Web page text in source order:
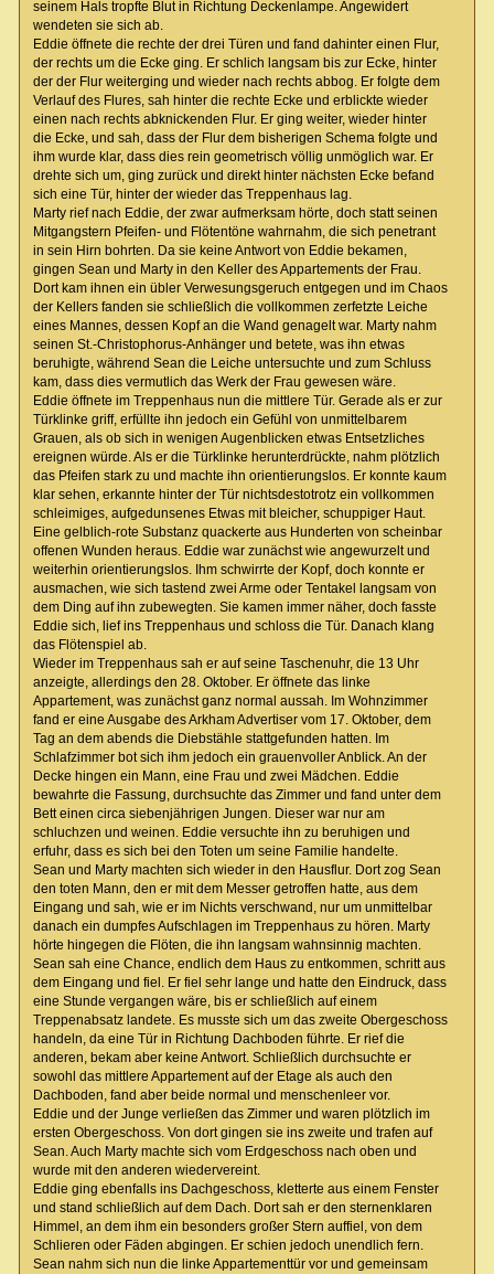
seinem Hals tropfte Blut in Richtung Deckenlampe. Angewidert
wendeten sie sich ab.
Eddie öffnete die rechte der drei Türen und fand dahinter einen Flur,
der rechts um die Ecke ging. Er schlich langsam bis zur Ecke, hinter
der der Flur weiterging und wieder nach rechts abbog. Er folgte dem
Verlauf des Flures, sah hinter die rechte Ecke und erblickte wieder
einen nach rechts abknickenden Flur. Er ging weiter, wieder hinter
die Ecke, und sah, dass der Flur dem bisherigen Schema folgte und
ihm wurde klar, dass dies rein geometrisch völlig unmöglich war. Er
drehte sich um, ging zurück und direkt hinter nächsten Ecke befand
sich eine Tür, hinter der wieder das Treppenhaus lag.
Marty rief nach Eddie, der zwar aufmerksam hörte, doch statt seinen
Mitgangstern Pfeifen- und Flötentöne wahrnahm, die sich penetrant
in sein Hirn bohrten. Da sie keine Antwort von Eddie bekamen,
gingen Sean und Marty in den Keller des Appartements der Frau.
Dort kam ihnen ein übler Verwesungsgeruch entgegen und im Chaos
der Kellers fanden sie schließlich die vollkommen zerfetzte Leiche
eines Mannes, dessen Kopf an die Wand genagelt war. Marty nahm
seinen St.-Christophorus-Anhänger und betete, was ihn etwas
beruhigte, während Sean die Leiche untersuchte und zum Schluss
kam, dass dies vermutlich das Werk der Frau gewesen wäre.
Eddie öffnete im Treppenhaus nun die mittlere Tür. Gerade als er zur
Türklinke griff, erfüllte ihn jedoch ein Gefühl von unmittelbarem
Grauen, als ob sich in wenigen Augenblicken etwas Entsetzliches
ereignen würde. Als er die Türklinke herunterdrückte, nahm plötzlich
das Pfeifen stark zu und machte ihn orientierungslos. Er konnte kaum
klar sehen, erkannte hinter der Tür nichtsdestotrotz ein vollkommen
schleimiges, aufgedunsenes Etwas mit bleicher, schuppiger Haut.
Eine gelblich-rote Substanz quackerte aus Hunderten von scheinbar
offenen Wunden heraus. Eddie war zunächst wie angewurzelt und
weiterhin orientierungslos. Ihm schwirrte der Kopf, doch konnte er
ausmachen, wie sich tastend zwei Arme oder Tentakel langsam von
dem Ding auf ihn zubewegten. Sie kamen immer näher, doch fasste
Eddie sich, lief ins Treppenhaus und schloss die Tür. Danach klang
das Flötenspiel ab.
Wieder im Treppenhaus sah er auf seine Taschenuhr, die 13 Uhr
anzeigte, allerdings den 28. Oktober. Er öffnete das linke
Appartement, was zunächst ganz normal aussah. Im Wohnzimmer
fand er eine Ausgabe des Arkham Advertiser vom 17. Oktober, dem
Tag an dem abends die Diebstähle stattgefunden hatten. Im
Schlafzimmer bot sich ihm jedoch ein grauenvoller Anblick. An der
Decke hingen ein Mann, eine Frau und zwei Mädchen. Eddie
bewahrte die Fassung, durchsuchte das Zimmer und fand unter dem
Bett einen circa siebenjährigen Jungen. Dieser war nur am
schluchzen und weinen. Eddie versuchte ihn zu beruhigen und
erfuhr, dass es sich bei den Toten um seine Familie handelte.
Sean und Marty machten sich wieder in den Hausflur. Dort zog Sean
den toten Mann, den er mit dem Messer getroffen hatte, aus dem
Eingang und sah, wie er im Nichts verschwand, nur um unmittelbar
danach ein dumpfes Aufschlagen im Treppenhaus zu hören. Marty
hörte hingegen die Flöten, die ihn langsam wahnsinnig machten.
Sean sah eine Chance, endlich dem Haus zu entkommen, schritt aus
dem Eingang und fiel. Er fiel sehr lange und hatte den Eindruck, dass
eine Stunde vergangen wäre, bis er schließlich auf einem
Treppenabsatz landete. Es musste sich um das zweite Obergeschoss
handeln, da eine Tür in Richtung Dachboden führte. Er rief die
anderen, bekam aber keine Antwort. Schließlich durchsuchte er
sowohl das mittlere Appartement auf der Etage als auch den
Dachboden, fand aber beide normal und menschenleer vor.
Eddie und der Junge verließen das Zimmer und waren plötzlich im
ersten Obergeschoss. Von dort gingen sie ins zweite und trafen auf
Sean. Auch Marty machte sich vom Erdgeschoss nach oben und
wurde mit den anderen wiedervereint.
Eddie ging ebenfalls ins Dachgeschoss, kletterte aus einem Fenster
und stand schließlich auf dem Dach. Dort sah er den sternenklaren
Himmel, an dem ihm ein besonders großer Stern auffiel, von dem
Schlieren oder Fäden abgingen. Er schien jedoch unendlich fern.
Sean nahm sich nun die linke Appartementtür vor und gemeinsam